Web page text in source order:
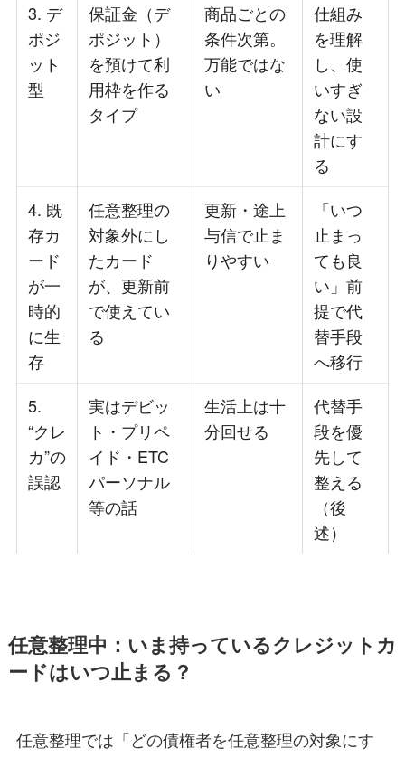
3. デ
ポジ
ット
型
保証金（デ
ポジット）
を預けて利
用枠を作る
タイプ
商品ごとの
条件次第。
万能ではな
い
仕組み
を理解
し、使
いすぎ
ない設
計にす
る
4. 既
存カ
ード
が一
時的
に生
存
任意整理の
対象外にし
たカード
が、更新前
で使えてい
る
更新・途上
与信で止ま
りやすい
「いつ
止まっ
ても良
い」前
提で代
替手段
へ移行
5.
“クレ
カ”の
誤認
実はデビッ
ト・プリペ
イド・ETC
パーソナル
等の話
生活上は十
分回せる
代替手
段を優
先して
整える
（後
述）
任意整理中：いま持っているクレジットカ
ードはいつ止まる？
任意整理では「どの債権者を任意整理の対象にす